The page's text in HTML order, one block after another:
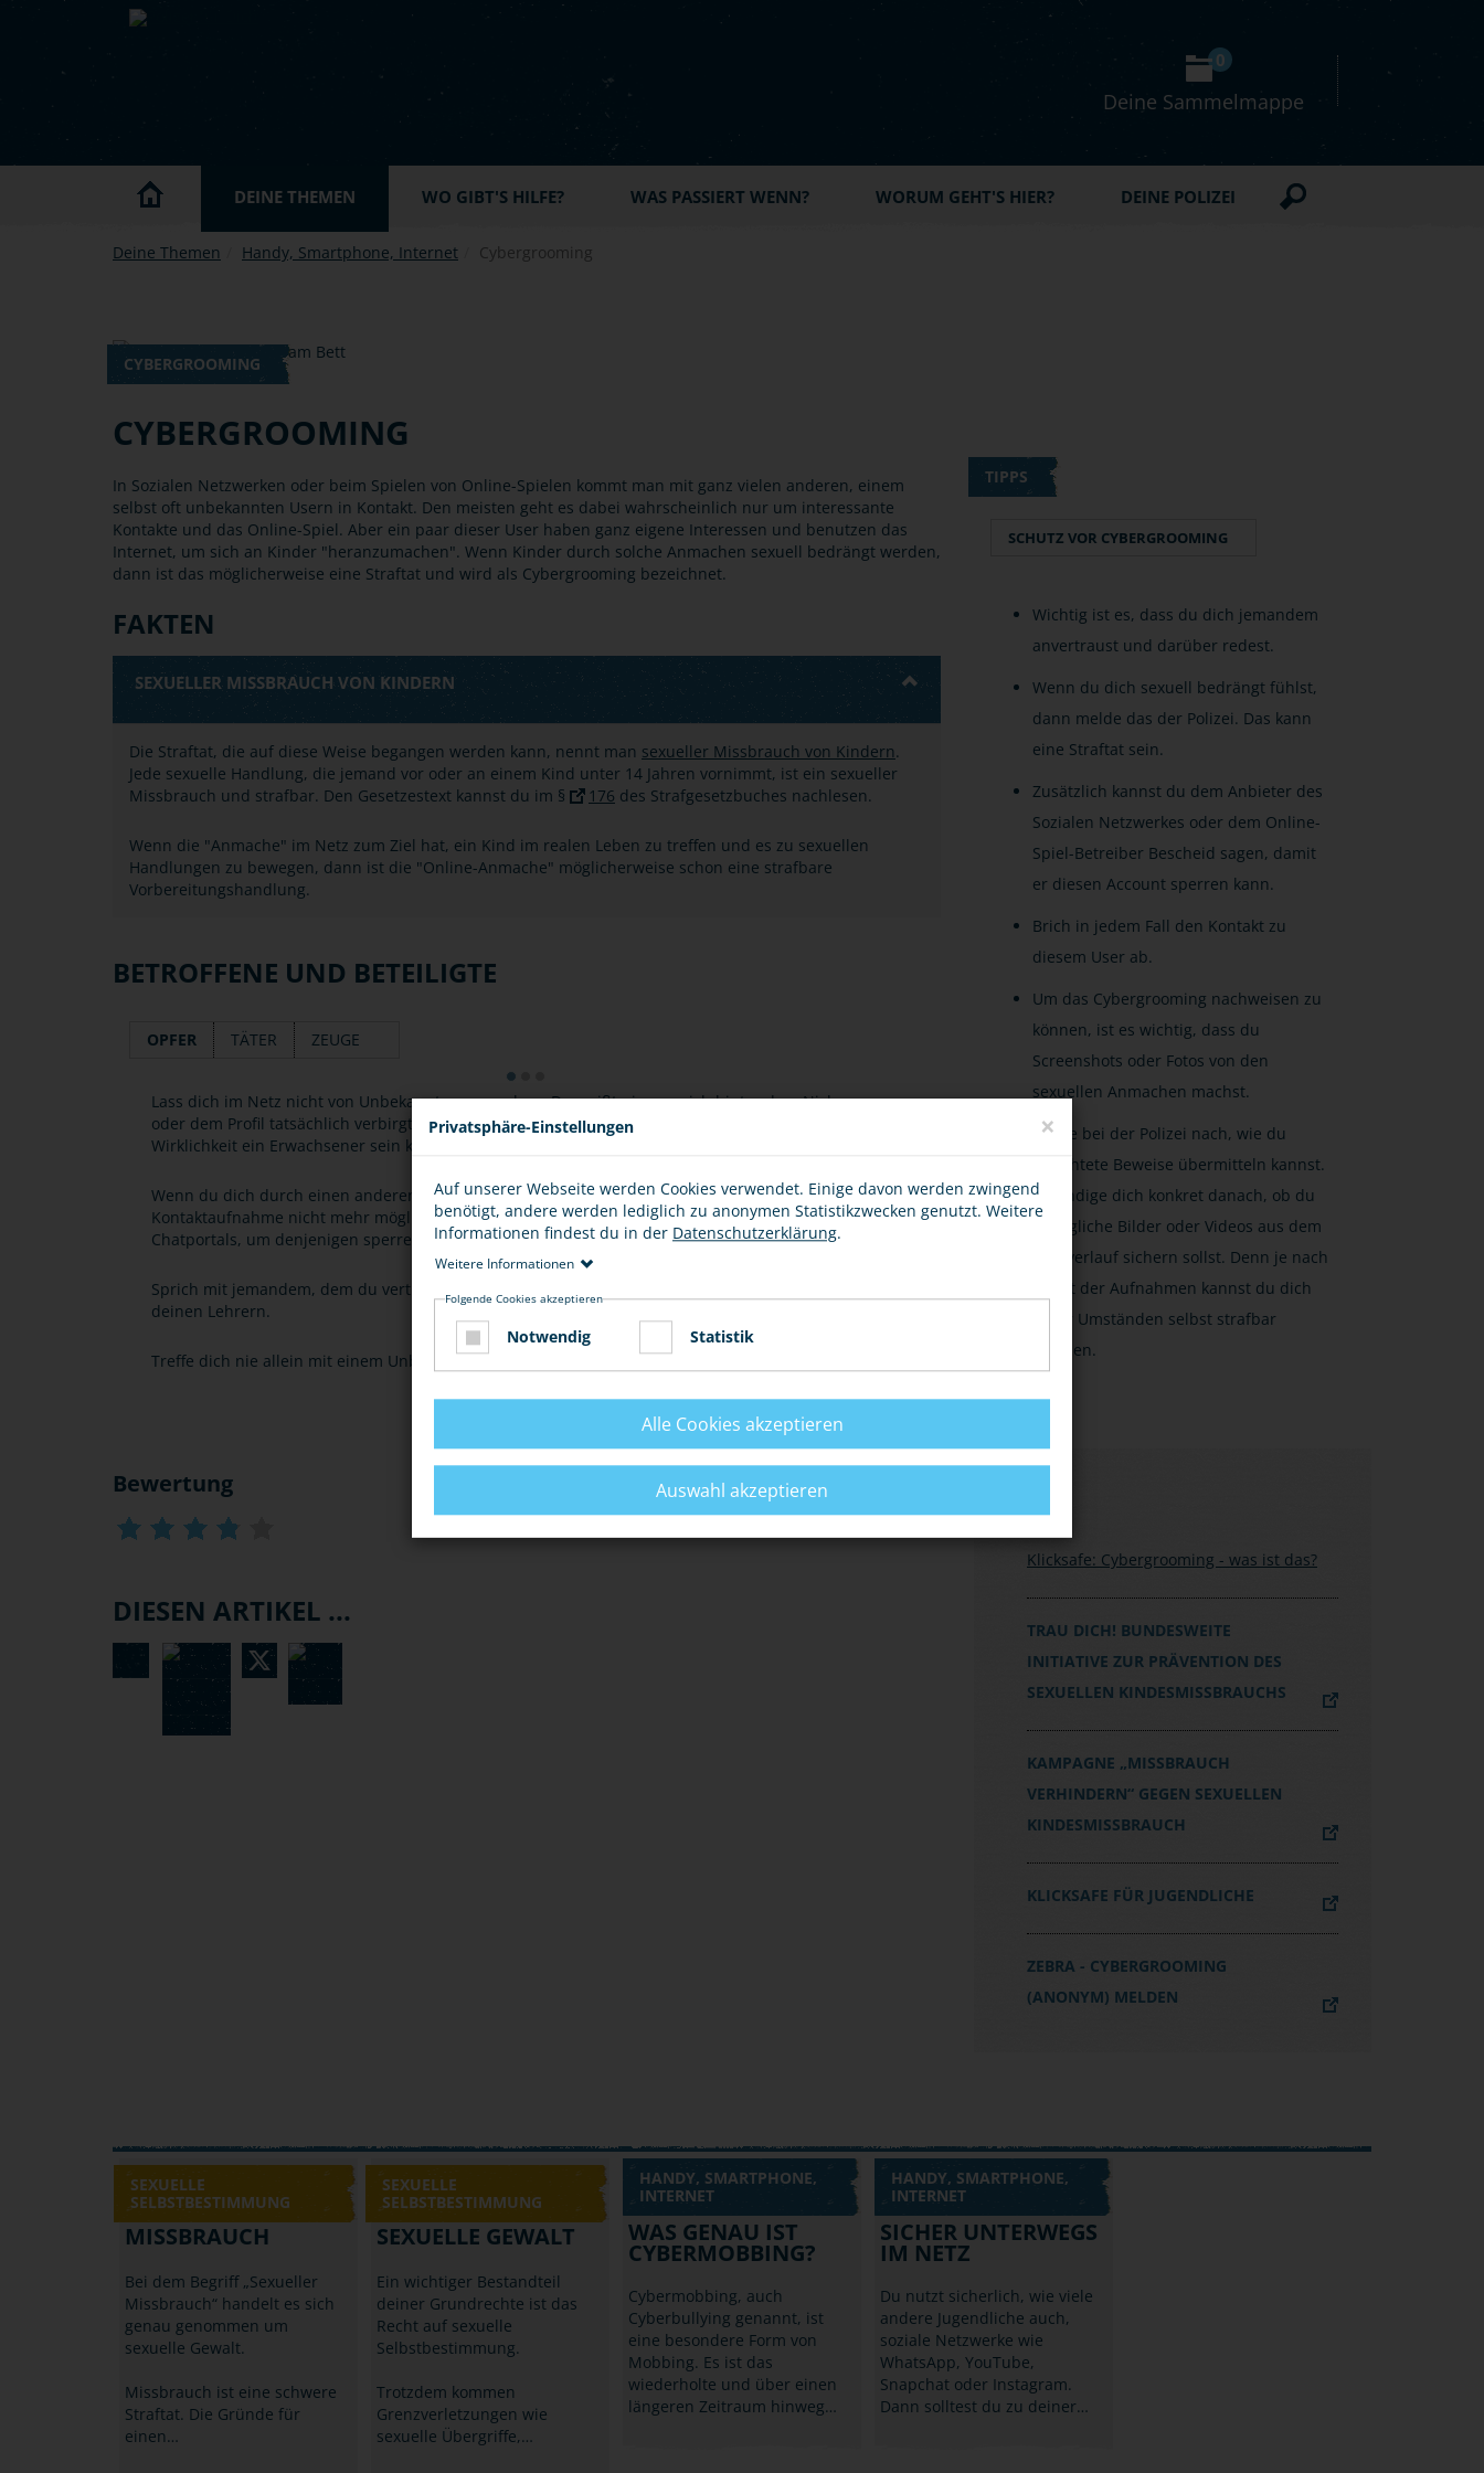
Skip to main content
Deine Sammelmappe
0
DEINE THEMEN WO GIBT'S HILFE? WAS PASSIERT WENN? WORUM GEHT'S HIER? DEINE POLIZEI
Deine Themen Handy, Smartphone, Internet Cybergrooming
CYBERGROOMING
CYBERGROOMING
In Sozialen Netzwerken oder beim Spielen von Online-Spielen kommt man mit ganz vielen anderen, einem
selbst oft unbekannten Usern in Kontakt. Den meisten geht es dabei wahrscheinlich nur um interessante
Kontakte und das Online-Spiel. Aber ein paar dieser User haben ganz eigene Interessen und benutzen das
Internet, um sich an Kinder "heranzumachen". Wenn Kinder durch solche Anmachen sexuell bedrängt werden,
dann ist das möglicherweise eine Straftat und wird als Cybergrooming bezeichnet.
FAKTEN
SEXUELLER MISSBRAUCH VON KINDERN
Die Straftat, die auf diese Weise begangen werden kann, nennt man sexueller Missbrauch von Kindern.
Jede sexuelle Handlung, die jemand vor oder an einem Kind unter 14 Jahren vornimmt, ist ein sexueller
Missbrauch und strafbar. Den Gesetzestext kannst du im §
176 des Strafgesetzbuches nachlesen.
Wenn die "Anmache" im Netz zum Ziel hat, ein Kind im realen Leben zu treffen und es zu sexuellen
Handlungen zu bewegen, dann ist die "Online-Anmache" möglicherweise schon eine strafbare
Vorbereitungshandlung.
BETROFFENE UND BETEILIGTE
OPFER TÄTER ZEUGE
Lass dich im Netz nicht von Unbekannten anmachen. Du weißt nie wer sich hinter dem Nickname
oder dem Profil tatsächlich verbirgt. Denke daran, dass der attraktive 14- oder 16-Jährige in
Wirklichkeit ein Erwachsener sein könnte – auch wenn du schon Fotos geschickt bekommen hast!
Wenn du dich durch einen anderen User sexuell bedrängt fühlst, blockiere ihn, sodass eine weitere
Kontaktaufnahme nicht mehr möglich ist. Wende dich auch an die Moderatoren und Betreiber eines
Chatportals, um denjenigen sperren zu lassen.
Sprich mit jemandem, dem du vertraust, zum Beispiel deinen Eltern, einem guten Freund oder
deinen Lehrern.
Treffe dich nie allein mit einem Unbekannten, auch nicht aus Neugier.
Bewertung
DIESEN ARTIKEL ...
TIPPS
SCHUTZ VOR CYBERGROOMING
Wichtig ist es, dass du dich jemandem
anvertraust und darüber redest.
Wenn du dich sexuell bedrängt fühlst,
dann melde das der Polizei. Das kann
eine Straftat sein.
Zusätzlich kannst du dem Anbieter des
Sozialen Netzwerkes oder dem Online-
Spiel-Betreiber Bescheid sagen, damit
er diesen Account sperren kann.
Brich in jedem Fall den Kontakt zu
diesem User ab.
Um das Cybergrooming nachweisen zu
können, ist es wichtig, dass du
Screenshots oder Fotos von den
sexuellen Anmachen machst.
Frage bei der Polizei nach, wie du
gesichtete Beweise übermitteln kannst.
Erkundige dich konkret danach, ob du
anzügliche Bilder oder Videos aus dem
Chatverlauf sichern sollst. Denn je nach
Inhalt der Aufnahmen kannst du dich
unter Umständen selbst strafbar
machen.
Klicksafe: Cybergrooming - was ist das?
TRAU DICH! BUNDESWEITE
INITIATIVE ZUR PRÄVENTION DES
SEXUELLEN KINDESMISSBRAUCHS
KAMPAGNE „MISSBRAUCH
VERHINDERN“ GEGEN SEXUELLEN
KINDESMISSBRAUCH
KLICKSAFE FÜR JUGENDLICHE
ZEBRA - CYBERGROOMING
(ANONYM) MELDEN
SEXUELLE
SELBSTBESTIMMUNG
MISSBRAUCH
Bei dem Begriff „Sexueller
Missbrauch“ handelt es sich
genau genommen um
sexuelle Gewalt.
Missbrauch ist eine schwere
Straftat. Die Gründe für
einen…
SEXUELLE
SELBSTBESTIMMUNG
SEXUELLE GEWALT
Ein wichtiger Bestandteil
deiner Grundrechte ist das
Recht auf sexuelle
Selbstbestimmung.
Trotzdem kommen
Grenzverletzungen wie
sexuelle Übergriffe,…
HANDY, SMARTPHONE,
INTERNET
WAS GENAU IST
CYBERMOBBING?
Cybermobbing, auch
Cyberbullying genannt, ist
eine besondere Form von
Mobbing. Es ist das
wiederholte und über einen
längeren Zeitraum hinweg…
HANDY, SMARTPHONE,
INTERNET
SICHER UNTERWEGS
IM NETZ
Du nutzt sicherlich, wie viele
andere Jugendliche auch,
soziale Netzwerke wie
WhatsApp, YouTube,
Snapchat oder Instagram.
Dann solltest du zu deiner…
Privatsphäre-Einstellungen ×
Auf unserer Webseite werden Cookies verwendet. Einige davon werden zwingend
benötigt, andere werden lediglich zu anonymen Statistikzwecken genutzt. Weitere
Informationen findest du in der Datenschutzerklärung.
Weitere Informationen
Folgende Cookies akzeptieren
Notwendig Statistik
Alle Cookies akzeptieren
Auswahl akzeptieren